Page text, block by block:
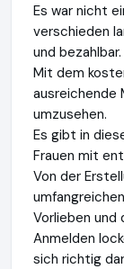
Es war nicht
verschieden
und bezahlbar.
Mit dem
ausreichende
umzusehen.
Es gibt in
Frauen mit
Von der
Vorlieben und
Anmelden
sich richtig